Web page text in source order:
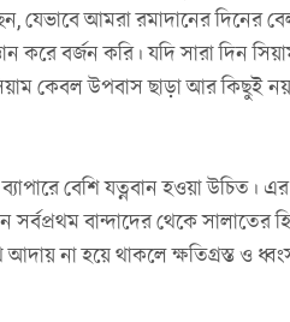
আমরা রমাদানের দিনের
করে বর্জন করি। যদি সারা দিন
কেবল উপবাস ছাড়া আর কিছুই
বেশি যত্নবান হওয়া উচিত।
বান্দাদের থেকে সালাতের
না হয়ে থাকলে ক্ষতিগ্রস্ত ও